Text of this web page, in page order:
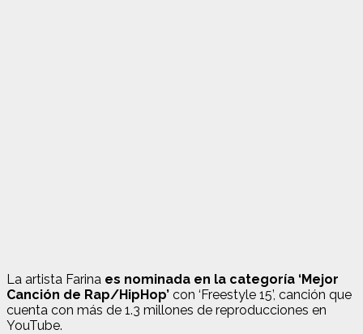
La artista Farina es nominada en la categoría ‘Mejor
Canción de Rap/HipHop’ con ‘Freestyle 15’, canción que
cuenta con más de 1.3 millones de reproducciones en
YouTube.